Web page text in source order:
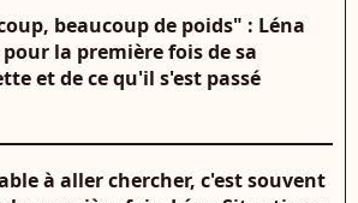
beaucoup de poids" : Léna
la première fois de sa
et de ce qu'il s'est passé
à aller chercher, c'est souvent